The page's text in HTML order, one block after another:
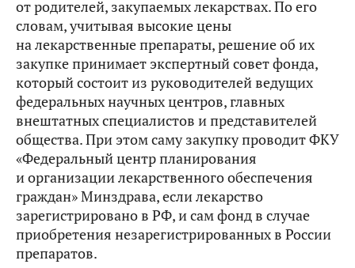
от родителей, закупаемых лекарствах. По его
словам, учитывая высокие цены
на лекарственные препараты, решение об их
закупке принимает экспертный совет фонда,
который состоит из руководителей ведущих
федеральных научных центров, главных
внештатных специалистов и представителей
общества. При этом саму закупку проводит ФКУ
«Федеральный центр планирования
и организации лекарственного обеспечения
граждан» Минздрава, если лекарство
зарегистрировано в РФ, и сам фонд в случае
приобретения незарегистрированных в России
препаратов.